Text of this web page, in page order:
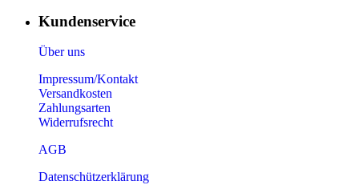
Kundenservice
Über uns
Impressum/Kontakt
Versandkosten
Zahlungsarten
Widerrufsrecht
AGB
Datenschützerklärung